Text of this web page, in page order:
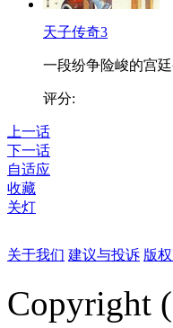
天子传奇3
一段纷争险峻的宫
评分:
上一话
下一话
自适应
收藏
关灯
关于我们 建议与投诉 版
Copyright